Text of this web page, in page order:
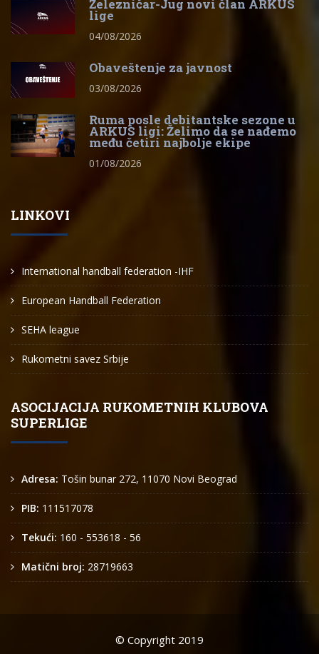
Železničar-Jug novi član ARKUS
lige
04/08/2026
Obaveštenje za javnost
03/08/2026
Ruma posle debitantske sezone u
ARKUS ligi: Želimo da se nađemo
među četiri najbolje ekipe
01/08/2026
LINKOVI
International handball federation -IHF
European Handball Federation
SEHA league
Rukometni savez Srbije
ASOCIJACIJA RUKOMETNIH KLUBOVA
SUPERLIGE
Adresa: Tošin bunar 272, 11070 Novi Beograd
PIB: 111517078
Tekući: 160 - 553618 - 56
Matični broj: 28719663
© Copyright 2019